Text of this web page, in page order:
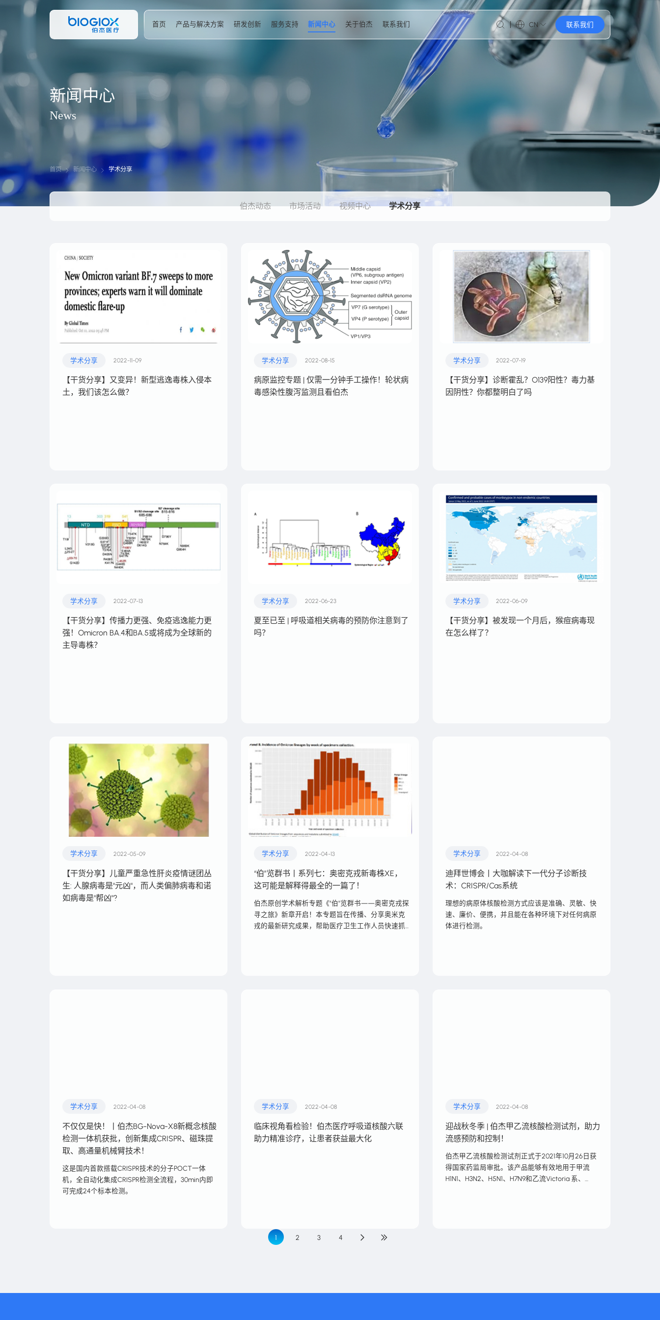
首页 产品与解决方案 研发创新 服务支持 新闻中心 关于伯杰 联系我们
我们能帮您找到什么？
CN 联系我们
新闻中心
News
首页 新闻中心 学术分享
伯杰动态 市场活动 视频中心 学术分享
学术分享 2022-11-09
【干货分享】又变异！新型逃逸毒株入侵本
土，我们该怎么做？
学术分享 2022-08-15
病原监控专题 | 仅需一分钟手工操作！轮状病
毒感染性腹泻监测且看伯杰
学术分享 2022-07-19
【干货分享】诊断霍乱？O139阳性？毒力基
因阴性？你都整明白了吗
学术分享 2022-07-13
【干货分享】传播力更强、免疫逃逸能力更
强！Omicron BA.4和BA.5或将成为全球新的
主导毒株？
学术分享 2022-06-23
夏至已至 | 呼吸道相关病毒的预防你注意到了
吗？
学术分享 2022-06-09
【干货分享】被发现一个月后，猴痘病毒现
在怎么样了？
学术分享 2022-05-09
【干货分享】儿童严重急性肝炎疫情谜团丛
生: 人腺病毒是"元凶"，而人类偏肺病毒和诺
如病毒是"帮凶"?
学术分享 2022-04-13
“伯”览群书丨系列七：奥密克戎新毒株XE，
这可能是解释得最全的一篇了！
伯杰原创学术解析专题《"伯"览群书——奥密克戎探
寻之旅》新章开启！本专题旨在传播、分享奥米克
戎的最新研究成果，帮助医疗卫生工作人员快速抓
学术分享 2022-04-08
迪拜世博会丨大咖解读下一代分子诊断技
术：CRISPR/Cas系统
理想的病原体核酸检测方式应该是准确、灵敏、快
速、廉价、便携，并且能在各种环境下对任何病原
体进行检测。
学术分享 2022-04-08
不仅仅是快！丨伯杰BG-Nova-X8新概念核酸
检测一体机获批，创新集成CRISPR、磁珠提
取、高通量机械臂技术！
这是国内首款搭载CRISPR技术的分子POCT一体
机，全自动化集成CRISPR检测全流程，30min内即
可完成24个标本检测。
学术分享 2022-04-08
临床视角看检验！伯杰医疗呼吸道核酸六联
助力精准诊疗，让患者获益最大化
学术分享 2022-04-08
迎战秋冬季 | 伯杰甲乙流核酸检测试剂，助力
流感预防和控制！
伯杰甲乙流核酸检测试剂正式于2021年10月26日获
得国家药监局审批。该产品能够有效地用于甲流
H1N1、H3N2、H5N1、H7N9和乙流Victoria 系、
1 2 3 4